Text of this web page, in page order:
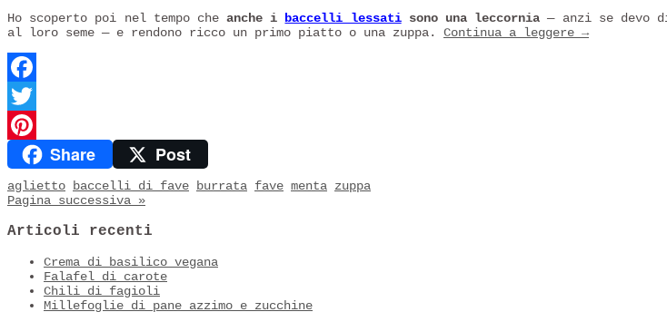
Ho scoperto poi nel tempo cheanche i baccelli lessatisono una leccornia — anzi se devo
al loro seme — e rendono ricco un primo piatto o una zuppa. Continua a leggere →
Facebook
Twitter
PinterestShare Post
aglietto baccelli di fave burrata fave menta zuppa
Pagina successiva »
Articoli recenti
Crema di basilico vegana
Falafel di carote
Chili di fagioli
Millefoglie di pane azzimo e zucchine